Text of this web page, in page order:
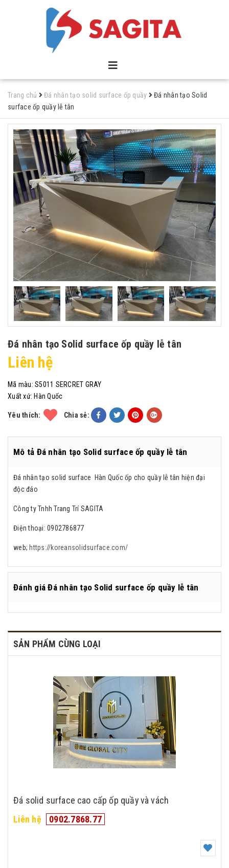
Trang chủ Đá nhân tạo solid surface ốp quầy
Đá nhân tạo Solid
surface ốp quầy lễ tân
Đá nhân tạo Solid surface ốp quầy lễ tân
Liên hệ
Mã màu: S5011 SERCRET GRAY
Xuất xứ: Hàn Quốc
Yêu thích: Chia sẻ:
Mô tả Đá nhân tạo Solid surface ốp quầy lễ tân
Đá nhân tạo solid surface Hàn Quốc ốp cho quầy lễ tân hiện đại
độc đáo
Công ty Tnhh Trang Trí SAGITA
Điện thoại: 0902786877
web; https://koreansolidsurface.com/
Đánh giáĐá nhân tạo Solid surface ốp quầy lễ tân
SẢN PHẨM CÙNG LOẠI
Đá solid surface cao cấp ốp quầy và vách
Liên hệ
0902.7868.77